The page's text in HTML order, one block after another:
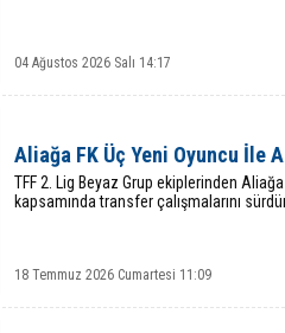
04 Ağustos 2026 Salı 14:17
Aliağa FK Üç Yeni Oyuncu İle
TFF 2. Lig Beyaz Grup ekiplerinden
kapsamında transfer çalışmalarını
18 Temmuz 2026 Cumartesi 11:09